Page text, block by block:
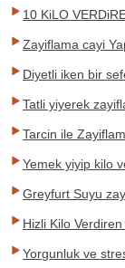
10 KiLO
Zayiflama cayi
Diyetli iken bir
Tatli yiyerek
Tarcin ile
Yemek yiyip kilo
Greyfurt Suyu
Hizli Kilo
Yorgunluk ve